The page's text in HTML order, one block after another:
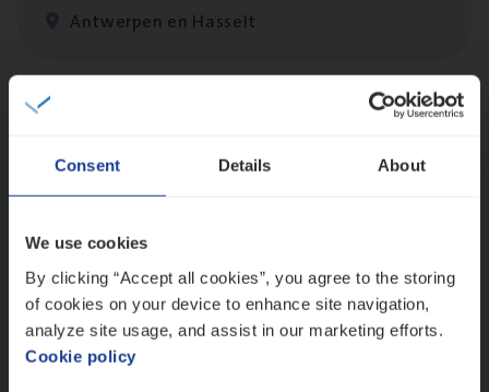
Consent Details About
We use cookies
By clicking “Accept all cookies”, you agree to the storing
of cookies on your device to enhance site navigation,
analyze site usage, and assist in our marketing efforts.
Cookie policy
Antwerpen en Hasselt
Dos­sier­be­heer­der Onder­ne­min­gen Van­b­
re­da Huys­mans — Mechelen
(Agi­le)ITPro­ject Manager
IT, Change & Innovation